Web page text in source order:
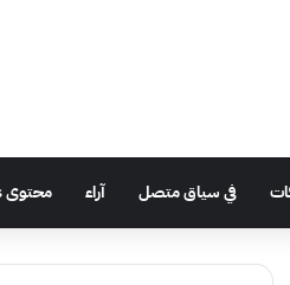
في سياق متصل آراء محتوى Plus